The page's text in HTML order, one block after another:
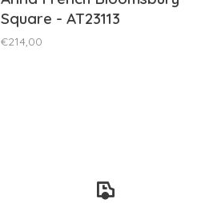
Square - AT23113
€214,00